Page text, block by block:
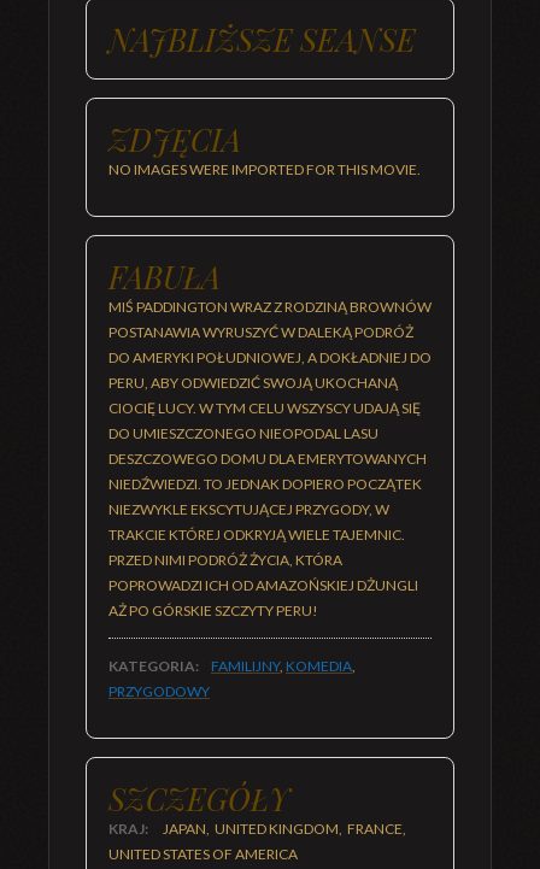
NAJBLIŻSZE SEANSE
ZDJĘCIA
NO IMAGES WERE IMPORTED FOR THIS MOVIE.
FABUŁA
MIŚ PADDINGTON WRAZ Z RODZINĄ BROWNÓW
POSTANAWIA WYRUSZYĆ W DALEKĄ PODRÓŻ
DO AMERYKI POŁUDNIOWEJ, A DOKŁADNIEJ DO
PERU, ABY ODWIEDZIĆ SWOJĄ UKOCHANĄ
CIOCIĘ LUCY. W TYM CELU WSZYSCY UDAJĄ SIĘ
DO UMIESZCZONEGO NIEOPODAL LASU
DESZCZOWEGO DOMU DLA EMERYTOWANYCH
NIEDŹWIEDZI. TO JEDNAK DOPIERO POCZĄTEK
NIEZWYKLE EKSCYTUJĄCEJ PRZYGODY, W
TRAKCIE KTÓREJ ODKRYJĄ WIELE TAJEMNIC.
PRZED NIMI PODRÓŻ ŻYCIA, KTÓRA
POPROWADZI ICH OD AMAZOŃSKIEJ DŻUNGLI
AŻ PO GÓRSKIE SZCZYTY PERU!
KATEGORIA: FAMILIJNY, KOMEDIA,
PRZYGODOWY
SZCZEGÓŁY
KRAJ:
JAPAN, UNITED KINGDOM, FRANCE,
UNITED STATES OF AMERICA